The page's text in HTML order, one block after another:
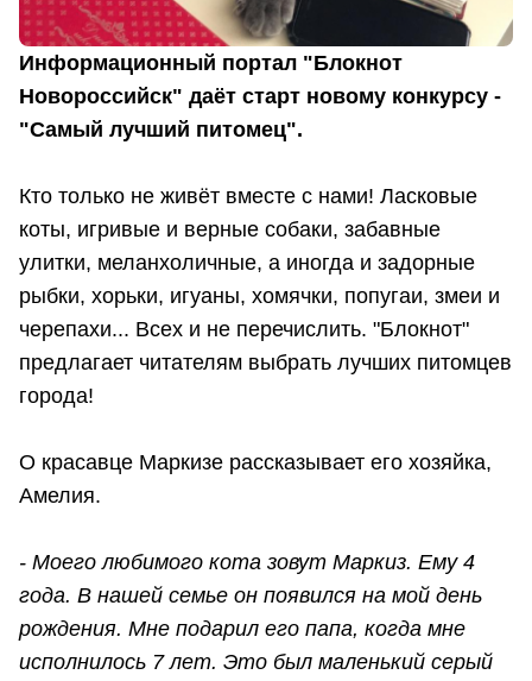
Информационный портал "Блокнот
Новороссийск" даёт старт новому конкурсу -
"Самый лучший питомец".
Кто только не живёт вместе с нами! Ласковые
коты, игривые и верные собаки, забавные
улитки, меланхоличные, а иногда и задорные
рыбки, хорьки, игуаны, хомячки, попугаи, змеи и
черепахи... Всех и не перечислить. "Блокнот"
предлагает читателям выбрать лучших питомцев
города!
О красавце Маркизе рассказывает его хозяйка,
Амелия.
- Моего любимого кота зовут Маркиз. Ему 4
года. В нашей семье он появился на мой день
рождения. Мне подарил его папа, когда мне
исполнилось 7 лет. Это был маленький серый